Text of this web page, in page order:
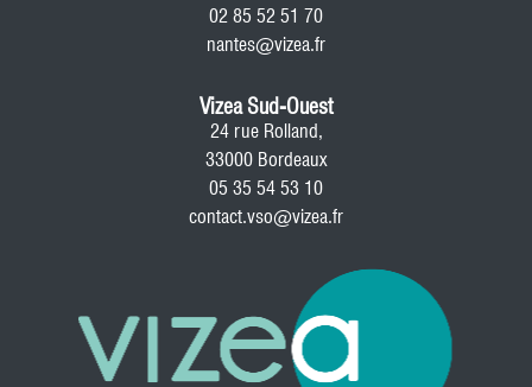
02 85 52 51 70
nantes@vizea.fr
Vizea Sud-Ouest
24 rue Rolland,
33000 Bordeaux
05 35 54 53 10
contact.vso@vizea.fr